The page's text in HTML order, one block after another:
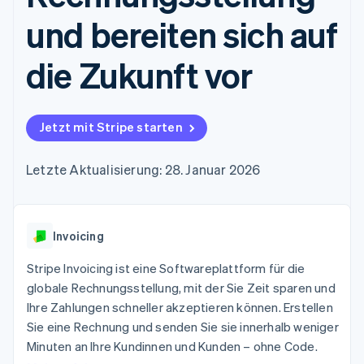
125
Terminal
Zahlungen vor Ort
Authorization
Boost
Autorisierungsraten
Link
Bezahlvorgang
Finanzdaten
Data Pipeline
Datensynchronisierung
Mehr
Product roadmap
Ausblick
Radar
Geldmanagement
Plattformen
SaaS
KI-Unternehmen
Gaming
Organisationen
Fachdienstleistungen
Öffentlicher Sektor
Einzelhandel
Marktplatz auf
Grundlagen der
Abonnementverwaltung
So setzen Sie
nutzungsbasierte
Stablecoin-gestützte
Karten ausgeben: So
geht´s
Verwaltung von
App-Integrationen
Code-Beispiele
Entwickler-Blog
API-Status
Produkt-Roadmap
Stripe Sessions
Karriere
Newsroom
Stripe Press
Kontakt
Sales-Team
Partner werden
und bereiten sich auf
die Zukunft vor
Jetzt mit Stripe starten
Letzte Aktualisierung: 28. Januar 2026
Invoicing
Stripe Invoicing ist eine Softwareplattform für die
globale Rechnungsstellung, mit der Sie Zeit sparen und
Ihre Zahlungen schneller akzeptieren können. Erstellen
Sie eine Rechnung und senden Sie sie innerhalb weniger
Minuten an Ihre Kundinnen und Kunden – ohne Code.